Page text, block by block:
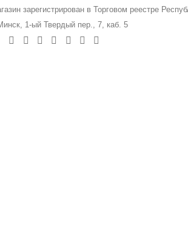
зарегистрирован в Торговом реестре
1-ый Твердый пер., 7, каб. 5